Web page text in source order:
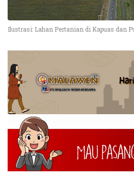
Ilustrasi: Lahan Pertanian di Kapuas dan